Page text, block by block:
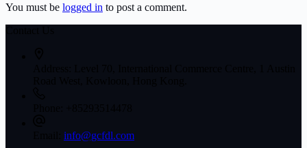
You must be logged in to post a comment.
info@gcfdl.com